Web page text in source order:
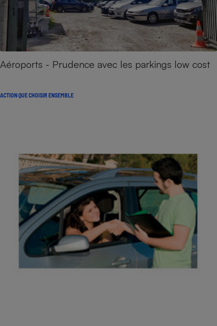
Aéroports - Prudence avec les parkings low cost
ACTION QUE CHOISIR ENSEMBLE